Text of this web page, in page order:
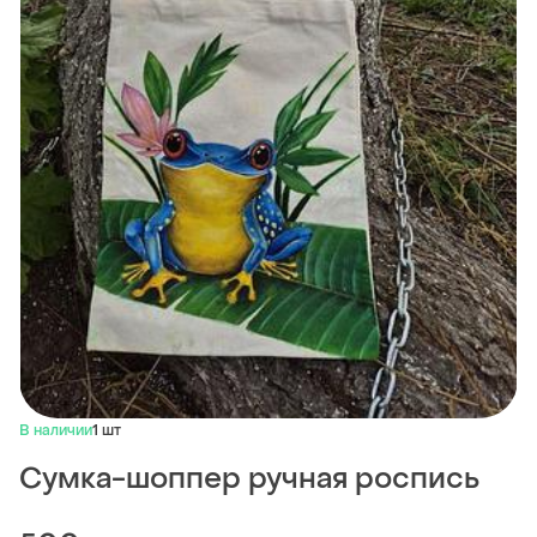
В наличии1 шт
Сумка-шоппер ручная роспись